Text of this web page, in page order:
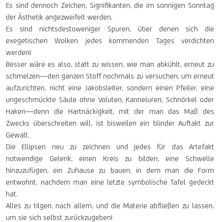
Es sind dennoch Zeichen, Signifikanten, die im sonnigen Sonntag
der Ästhetik angezweifelt werden.
Es sind nichtsdestoweniger Spuren, über denen sich die
exegetischen Wolken jedes kommenden Tages verdichten
werden!
Besser wäre es also, statt zu wissen, wie man abkühlt, erneut zu
schmelzen—den ganzen Stoff nochmals zu versuchen, um erneut
aufzurichten, nicht eine Jakobsleiter, sondern einen Pfeiler, eine
ungeschmückte Säule ohne Voluten, Kanneluren, Schnörkel oder
Haken—denn die Hartnäckigkeit, mit der man das Maß des
Zwecks überschreiten will, ist bisweilen ein blinder Auftakt zur
Gewalt.
Die Ellipsen neu zu zeichnen und jedes für das Artefakt
notwendige Gelenk, einen Kreis zu bilden, eine Schwelle
hinzuzufügen, ein Zuhause zu bauen, in dem man die Form
entwohnt, nachdem man eine letzte symbolische Tafel gedeckt
hat.
Alles zu tilgen, nach allem, und die Materie abfließen zu lassen,
um sie sich selbst zurückzugeben!